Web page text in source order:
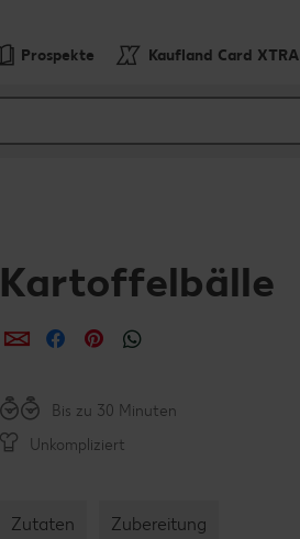
Prospekte Kaufland Card XTRA
Kartoffelbälle
per E-Mail teilen
per Facebook teilen
per Pinterest teilen
Bis zu 30 Minuten
Unkompliziert
Zutaten Zubereitung